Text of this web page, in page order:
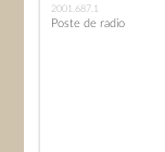
2001.687.1
Poste de radio